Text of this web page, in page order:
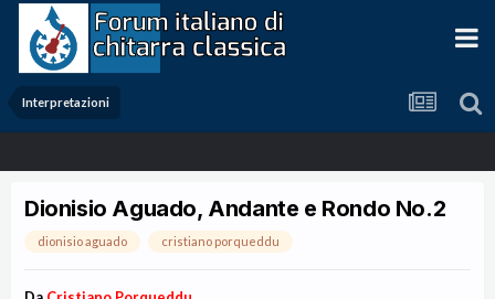
Interpretazioni
Dionisio Aguado, Andante e Rondo No.2
dionisio aguado cristiano porqueddu